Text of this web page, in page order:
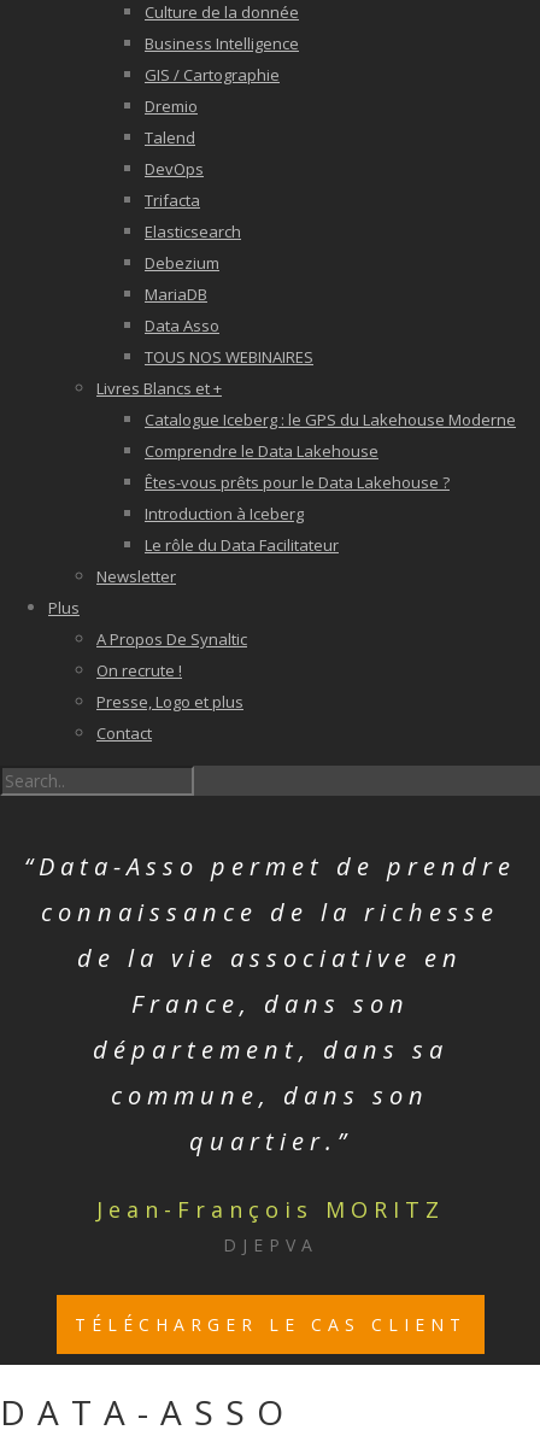
Culture de la donnée
Business Intelligence
GIS / Cartographie
Dremio
Talend
DevOps
Trifacta
Elasticsearch
Debezium
MariaDB
Data Asso
TOUS NOS WEBINAIRES
Livres Blancs et +
Catalogue Iceberg : le GPS du Lakehouse Moderne
Comprendre le Data Lakehouse
Êtes-vous prêts pour le Data Lakehouse ?
Introduction à Iceberg
Le rôle du Data Facilitateur
Newsletter
Plus
A Propos De Synaltic
On recrute !
Presse, Logo et plus
Contact
“Data-Asso permet de prendre
connaissance de la richesse
de la vie associative en
France, dans son
département, dans sa
commune, dans son
quartier.”
Jean-François MORITZ
DJEPVA
TÉLÉCHARGER LE CAS CLIENT
DATA-ASSO